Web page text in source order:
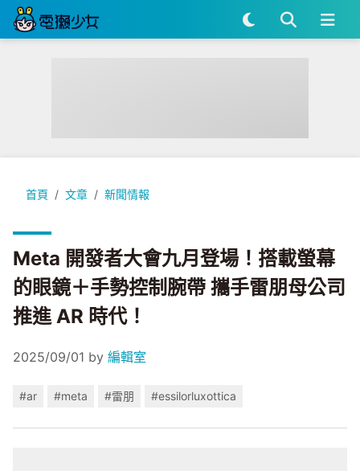
首頁 文章 新聞情報
Meta 開發者大會九月登場！搭載螢幕的眼鏡＋手勢控制腕帶 攜
Meta 開發者大會九月登場！搭載螢幕
的眼鏡＋手勢控制腕帶 攜手雷朋母公司
推進 AR 時代！
2025/09/01 by 編輯室
#ar #meta #雷朋 #essilorluxottica